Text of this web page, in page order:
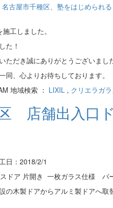
工しました。
た！
ただき誠にありがとうございまし
同、心よりお待ちしております。
地域検索 ： LIXIL , クリエラガ
店舗出入口
：2018/2/1
ドア 片開き 一枚ガラス仕様 バ
の木製ドアからアルミ製ドアへ取